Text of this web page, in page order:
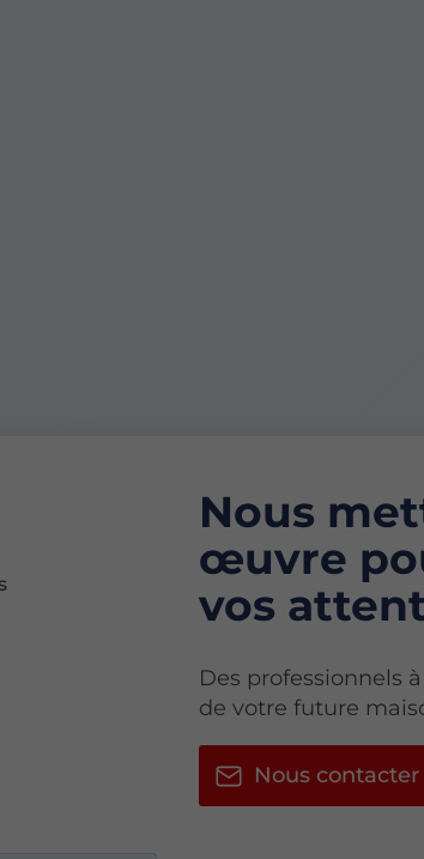
Nous
œuvre
vos
Des professionnels
de votre future
Nous contacter